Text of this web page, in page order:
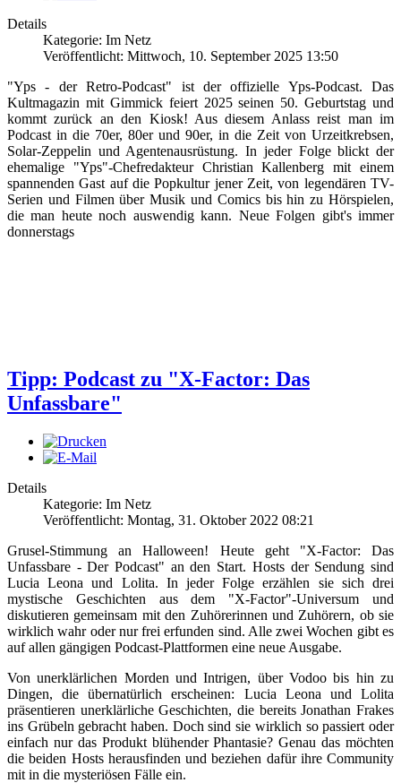
Details
Kategorie: Im Netz
Veröffentlicht: Mittwoch, 10. September 2025 13:50
"Yps - der Retro-Podcast" ist der offizielle Yps-Podcast. Das
Kultmagazin mit Gimmick feiert 2025 seinen 50. Geburtstag und
kommt zurück an den Kiosk! Aus diesem Anlass reist man im
Podcast in die 70er, 80er und 90er, in die Zeit von Urzeitkrebsen,
Solar-Zeppelin und Agentenausrüstung. In jeder Folge blickt der
ehemalige "Yps"-Chefredakteur Christian Kallenberg mit einem
spannenden Gast auf die Popkultur jener Zeit, von legendären TV-
Serien und Filmen über Musik und Comics bis hin zu Hörspielen,
die man heute noch auswendig kann. Neue Folgen gibt's immer
donnerstags
Tipp: Podcast zu "X-Factor: Das
Unfassbare"
Details
Kategorie: Im Netz
Veröffentlicht: Montag, 31. Oktober 2022 08:21
Grusel-Stimmung an Halloween! Heute geht "X-Factor: Das
Unfassbare - Der Podcast" an den Start. Hosts der Sendung sind
Lucia Leona und Lolita. In jeder Folge erzählen sie sich drei
mystische Geschichten aus dem "X-Factor"-Universum und
diskutieren gemeinsam mit den Zuhörerinnen und Zuhörern, ob sie
wirklich wahr oder nur frei erfunden sind. Alle zwei Wochen gibt es
auf allen gängigen Podcast-Plattformen eine neue Ausgabe.
Von unerklärlichen Morden und Intrigen, über Vodoo bis hin zu
Dingen, die übernatürlich erscheinen: Lucia Leona und Lolita
präsentieren unerklärliche Geschichten, die bereits Jonathan Frakes
ins Grübeln gebracht haben. Doch sind sie wirklich so passiert oder
einfach nur das Produkt blühender Phantasie? Genau das möchten
die beiden Hosts herausfinden und beziehen dafür ihre Community
mit in die mysteriösen Fälle ein.